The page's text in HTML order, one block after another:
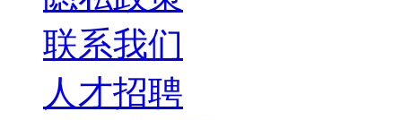
联系我们
人才招聘